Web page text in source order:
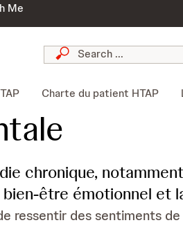
Me
Charte du patient HTAP
chronique,
être émotionnel et
ressentir des sentiments